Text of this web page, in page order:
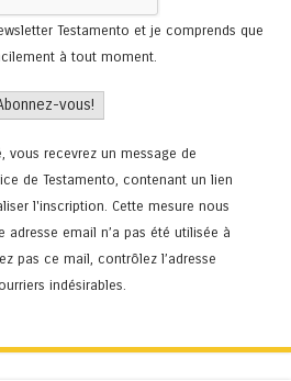
Testamento et je comprends que
à tout moment.
vous recevrez un message de
de Testamento, contenant un lien
l'inscription. Cette mesure nous
email n’a pas été utilisée à
pas ce mail, contrôlez l’adresse
indésirables.